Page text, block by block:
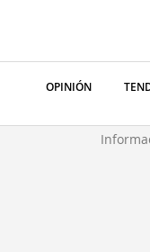
OPINIÓN